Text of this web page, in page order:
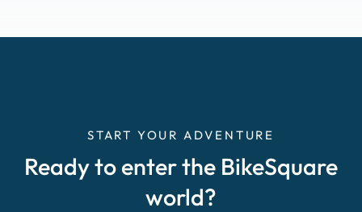
START YOUR ADVENTURE
Ready to enter the BikeSquare
world?